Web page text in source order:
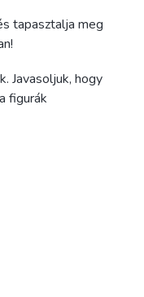
tapasztalja meg
Javasoljuk, hogy
figurák